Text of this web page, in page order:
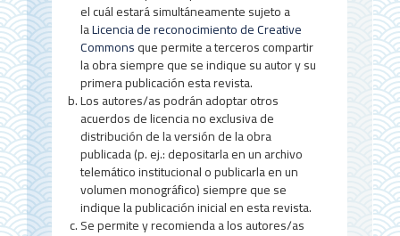
a
l
d
e
l
a
r
el cuál estará simultáneamente sujeto a
laLicencia de reconocimiento de Creative
Commonsque permite a terceros compartir
la obra siempre que se indique su autor y su
primera publicación esta revista.
Los autores/as podrán adoptar otros
acuerdos de licencia no exclusiva de
distribución de la versión de la obra
publicada (p. ej.: depositarla en un archivo
telemático institucional o publicarla en un
volumen monográfico) siempre que se
indique la publicación inicial en esta revista.
Se permite y recomienda a los autores/as